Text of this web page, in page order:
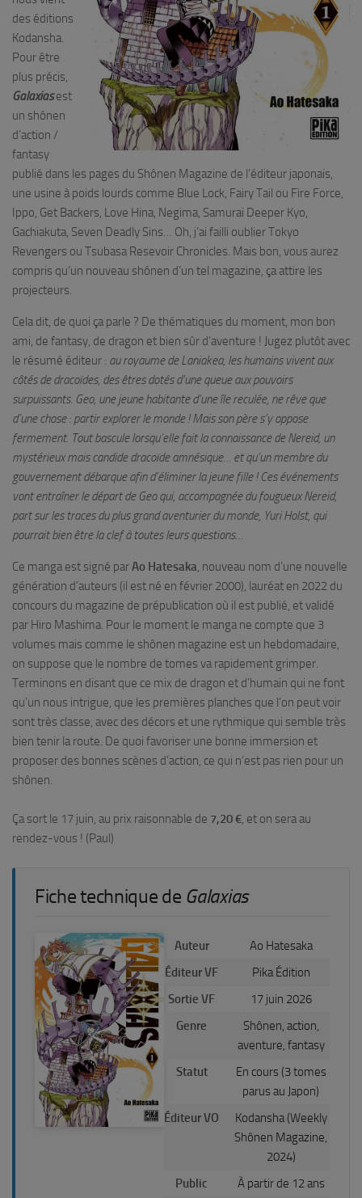
des éditions
Kodansha.
Pour être
plus précis,
Galaxiasest
un shônen
d’action /
fantasy
publié dans les pages du Shônen Magazine de l’éditeur japonais,
une usine à poids lourds comme Blue Lock, Fairy Tail ou Fire Force,
Ippo, Get Backers, Love Hina, Negima, Samurai Deeper Kyo,
Gachiakuta, Seven Deadly Sins… Oh, j’ai failli oublier Tokyo
Revengers ou Tsubasa Resevoir Chronicles. Mais bon, vous aurez
compris qu’un nouveau shônen d’un tel magazine, ça attire les
projecteurs.
Cela dit, de quoi ça parle ? De thématiques du moment, mon bon
ami, de fantasy, de dragon et bien sûr d’aventure ! Jugez plutôt avec
le résumé éditeur : au royaume de Laniakea, les humains vivent aux
côtés de dracoïdes, des êtres dotés d’une queue aux pouvoirs
surpuissants. Geo, une jeune habitante d’une île reculée, ne rêve que
d’une chose : partir explorer le monde ! Mais son père s’y oppose
fermement. Tout bascule lorsqu’elle fait la connaissance de Nereid, un
mystérieux mais candide dracoïde amnésique… et qu’un membre du
gouvernement débarque afin d’éliminer la jeune fille ! Ces événements
vont entraîner le départ de Geo qui, accompagnée du fougueux Nereid,
part sur les traces du plus grand aventurier du monde, Yuri Holst, qui
pourrait bien être la clef à toutes leurs questions…
Ce manga est signé parAo Hatesaka, nouveau nom d’une nouvelle
génération d’auteurs (il est né en février 2000), lauréat en 2022 du
concours du magazine de prépublication où il est publié, et validé
par Hiro Mashima. Pour le moment le manga ne compte que 3
volumes mais comme le shônen magazine est un hebdomadaire,
on suppose que le nombre de tomes va rapidement grimper.
Terminons en disant que ce mix de dragon et d’humain qui ne font
qu’un nous intrigue, que les premières planches que l’on peut voir
sont très classe, avec des décors et une rythmique qui semble très
bien tenir la route. De quoi favoriser une bonne immersion et
proposer des bonnes scènes d’action, ce qui n’est pas rien pour un
shônen.
Ça sort le 17 juin, au prix raisonnable de 7,20 €, et on sera au
rendez-vous ! (Paul)
Fiche technique de Galaxias
Auteur
Ao Hatesaka
Éditeur VF
Pika Édition
Sortie VF
17 juin 2026
Genre
Shônen, action,
aventure, fantasy
Statut
En cours (3 tomes
parus au Japon)
Éditeur VO
Kodansha (Weekly
Shônen Magazine,
2024)
Public
À partir de 12 ans